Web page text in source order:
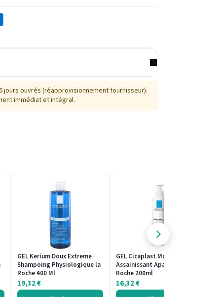
jours ouvrés (réapprovisionnement fournisseur).
immédiat et intégral.
GEL Kerium Doux Extreme
Shampoing Physiologique la
Roche 400 Ml
19,32€
GEL Cicaplast Moussant
Assainissant Apaisant la
Roche 200ml
16,32€